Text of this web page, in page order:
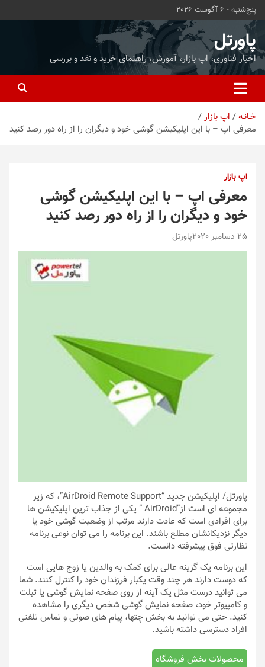
محتوا
بروید
پنج‌شنبه - 6 آگوست 2026
پاورتل
اخبار فناوری، اپ بازار، آموزش، راهنمای خرید و نقد و بررسی
خـانـه
اپ بازار
معرفی اپ – با این اپلیکیشن گوشی خود و دیگران را از راه دور رصد کنید
اپ بازار
معرفی اپ – با این اپلیکیشن گوشی
خود و دیگران را از راه دور رصد کنید
25 دسامبر 2020 پاورتل
پاورتل
/ اپلیکیشن جدید “AirDroid Remote Support”، که زیر
مجموعه ای است از”AirDroid ” یکی از جذاب ترین اپلیکیشن ها
برای افرادی است که عادت دارند مرتب از وضعیت گوشی خود یا
دیگر نزدیکانشان مطلع باشند. این برنامه را می توان نوعی برنامه
نظارتی فوق پیشرفته دانست.
این برنامه یک گزینه عالی برای کمک به والدین یا زوج هایی است
که دوست دارند هر چند وقت یکبار فرزندان خود را کنترل کنند. شما
می توانید درست مثل یک آینه از روی صفحه نمایش گوشی یا تبلت
و کامپیوتر خود، صفحه نمایش گوشی شخص دیگری را مشاهده
کنید. حتی می توانید به بخش چتها، پیام های صوتی و تماس تلفنی
افراد دسترسی داشته باشید.
محصولات بخش فروشگاه